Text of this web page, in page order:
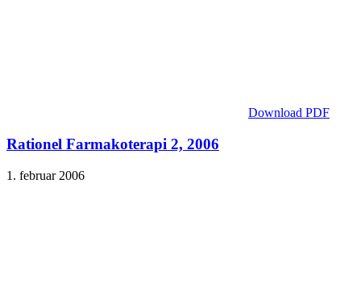
Download PDF
Rationel Farmakoterapi 2, 2006
1. februar 2006